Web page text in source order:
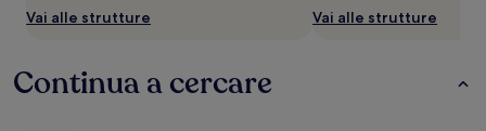
Vai alle strutture
Vai alle strutture
Continua a cercare